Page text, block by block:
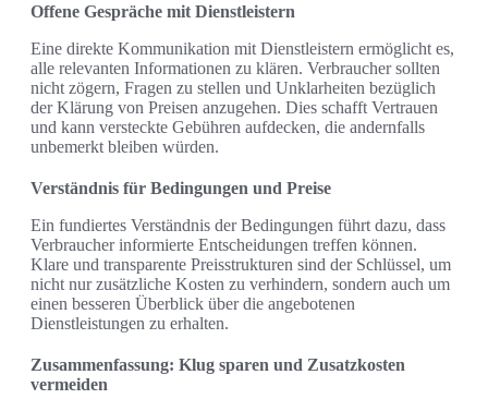
Offene Gespräche mit Dienstleistern
Eine direkte Kommunikation mit Dienstleistern ermöglicht es,
alle relevanten Informationen zu klären. Verbraucher sollten
nicht zögern, Fragen zu stellen und Unklarheiten bezüglich
der Klärung von Preisen anzugehen. Dies schafft Vertrauen
und kann versteckte Gebühren aufdecken, die andernfalls
unbemerkt bleiben würden.
Verständnis für Bedingungen und Preise
Ein fundiertes Verständnis der Bedingungen führt dazu, dass
Verbraucher informierte Entscheidungen treffen können.
Klare und transparente Preisstrukturen sind der Schlüssel, um
nicht nur zusätzliche Kosten zu verhindern, sondern auch um
einen besseren Überblick über die angebotenen
Dienstleistungen zu erhalten.
Zusammenfassung: Klug sparen und Zusatzkosten
vermeiden